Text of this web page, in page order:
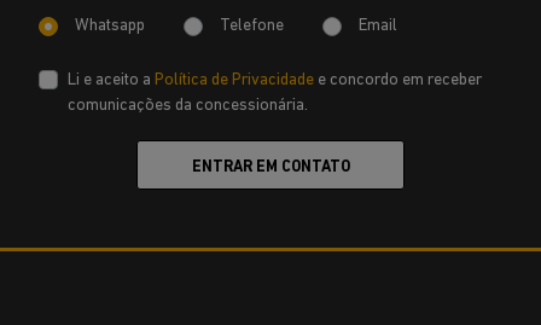
Whatsapp Telefone Email
Li e aceito a Política de Privacidade e concordo em receber
comunicações da concessionária.
ENTRAR EM CONTATO